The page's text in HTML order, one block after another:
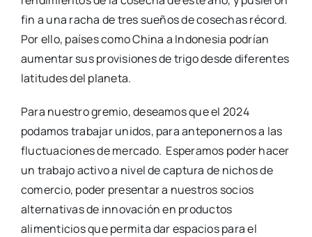
fin a una racha de tres sueños de cosechas récord.
Por ello, países como China a Indonesia podrían
aumentar sus provisiones de trigo desde diferentes
latitudes del planeta.
Para nuestro gremio, deseamos que el 2024
podamos trabajar unidos, para anteponernos a las
fluctuaciones de mercado. Esperamos poder hacer
un trabajo activo a nivel de captura de nichos de
comercio, poder presentar a nuestros socios
alternativas de innovación en productos
alimenticios que permita dar espacios para el